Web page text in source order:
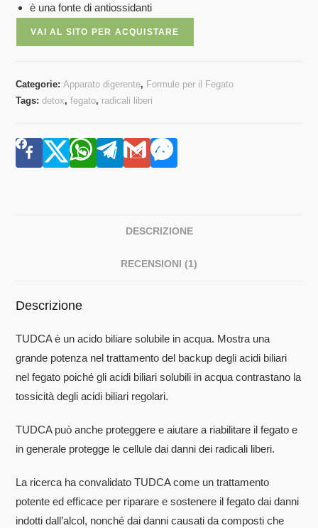
è una fonte di antiossidanti
VAI AL SITO PER ACQUISTARE
Categorie:Apparato digerente, Formule per il Fegato
Tags:detox,fegato, radicali liberi
DESCRIZIONE
RECENSIONI (1)
Descrizione
TUDCA è un acido biliare solubile in acqua. Mostra una
grande potenza nel trattamento del backup degli acidi biliari
nel fegato poiché gli acidi biliari solubili in acqua contrastano la
tossicità degli acidi biliari regolari.
TUDCA può anche proteggere e aiutare a riabilitare il fegato e
in generale protegge le cellule dai danni dei radicali liberi.
La ricerca ha convalidato TUDCA come un trattamento
potente ed efficace per riparare e sostenere il fegato dai danni
indotti dall’alcol, nonché dai danni causati da composti che